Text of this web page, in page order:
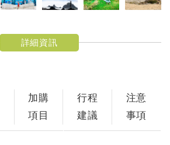
詳細資訊
加購
項目
行程
建議
注意
事項